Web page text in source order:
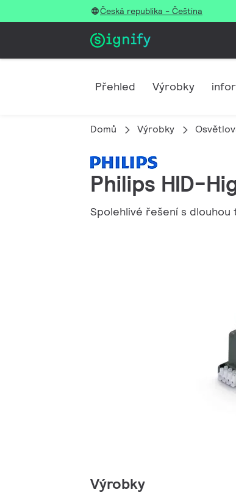
Česká republika - Čeština
Přehled Výrobky
Domů Výrobky
Philips HID-
Spolehlivé řešení s
Výrobky